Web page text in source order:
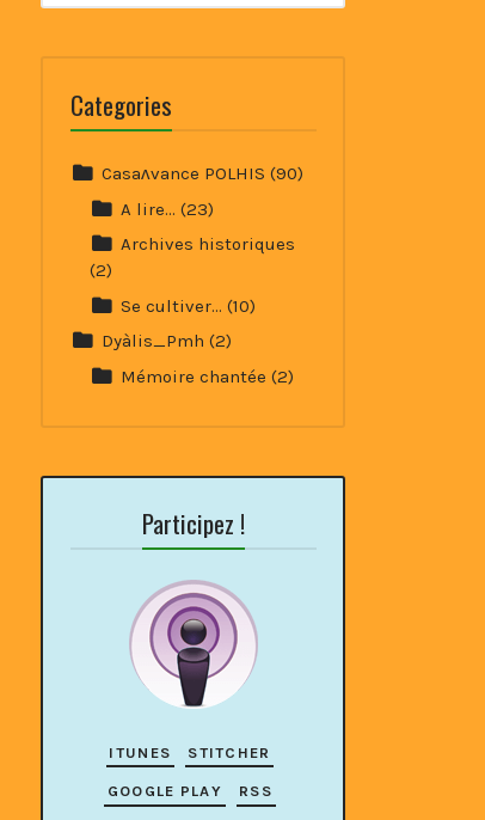
Categories
Casaʌvance POLHIS (90)
A lire… (23)
Archives historiques
(2)
Se cultiver… (10)
Dyàlis_Pmh (2)
Mémoire chantée (2)
Participez !
ITUNES STITCHER
GOOGLE PLAY RSS